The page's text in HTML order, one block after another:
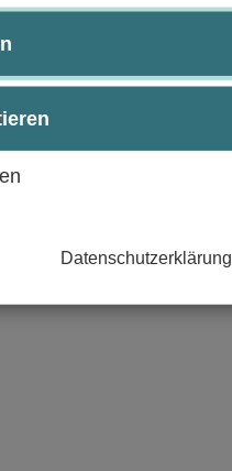
Datenschutzerklärung